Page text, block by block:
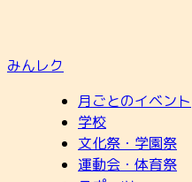
みんレク
月ごとのイベント
学校
文化祭・学園祭
運動会・体育祭